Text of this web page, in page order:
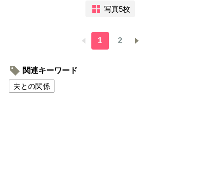
写真5枚
1 2
関連キーワード
夫との関係